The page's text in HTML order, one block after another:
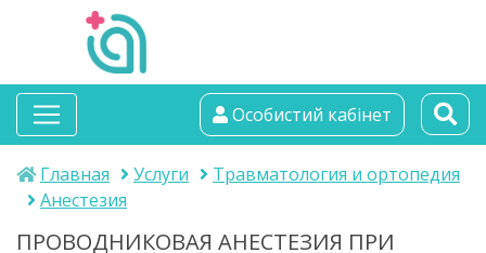
альтамедика
медичний центр
Особистий кабінет
Главная Услуги
Травматология и ортопедия
Анестезия
ПРОВОДНИКОВАЯ АНЕСТЕЗИЯ ПРИ